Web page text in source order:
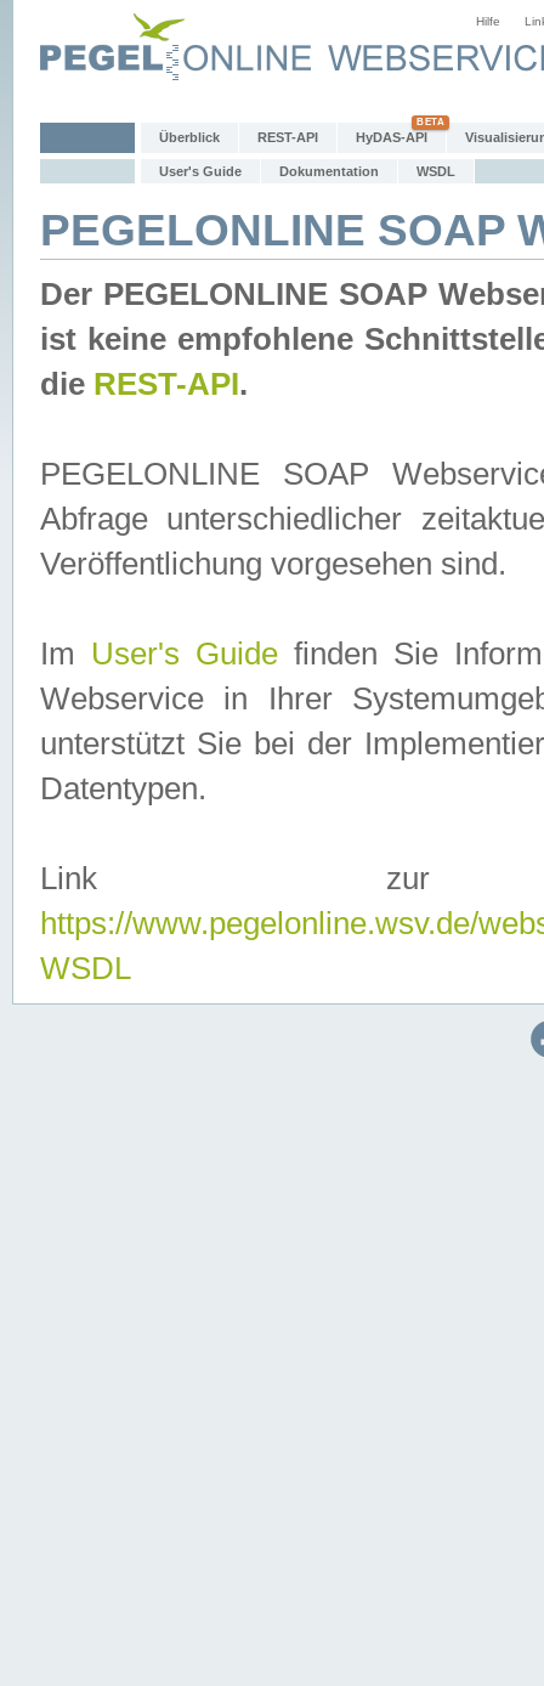
Hilfe
Überblick REST-API HyDAS-API
User's Guide Dokumentation WSDL
PEGELONLINE SOAP
Der PEGELONLINE SOAP
ist keine empfohlene
die REST-API.
PEGELONLINE SOAP
Abfrage unterschiedlicher
Veröffentlichung vorgesehen sind.
Im User's Guidefinden Sie
Webservice in Ihrer
unterstützt Sie bei der
Datentypen.
Link zur
https://www.pegelonline.wsv.de/
WSDL